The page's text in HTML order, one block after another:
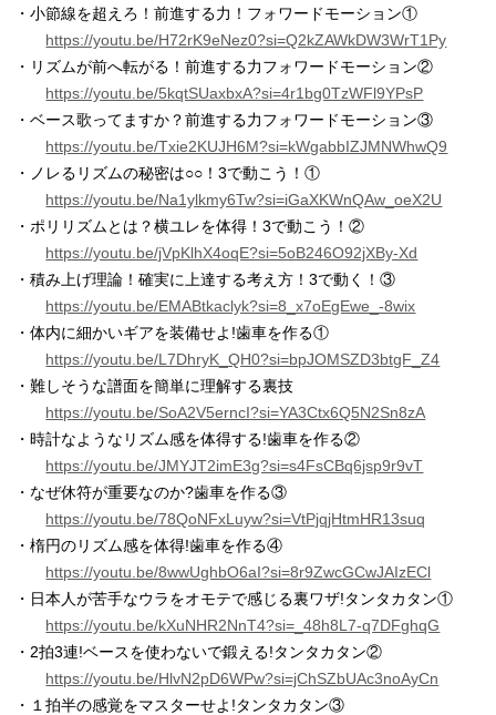
・小節線を超えろ！前進する力！フォワードモーション①
https://youtu.be/H72rK9eNez0?si=Q2kZAWkDW3WrT1Py
・リズムが前へ転がる！前進する力フォワードモーション②
https://youtu.be/5kqtSUaxbxA?si=4r1bg0TzWFl9YPsP
・ベース歌ってますか？前進する力フォワードモーション③
https://youtu.be/Txie2KUJH6M?si=kWgabbIZJMNWhwQ9
・ノレるリズムの秘密は○○！3で動こう！①
https://youtu.be/Na1ylkmy6Tw?si=iGaXKWnQAw_oeX2U
・ポリリズムとは？横ユレを体得！3で動こう！②
https://youtu.be/jVpKlhX4oqE?si=5oB246O92jXBy-Xd
・積み上げ理論！確実に上達する考え方！3で動く！③
https://youtu.be/EMABtkaclyk?si=8_x7oEgEwe_-8wix
・体内に細かいギアを装備せよ!歯車を作る①
https://youtu.be/L7DhryK_QH0?si=bpJOMSZD3btgF_Z4
・難しそうな譜面を簡単に理解する裏技
https://youtu.be/SoA2V5erncI?si=YA3Ctx6Q5N2Sn8zA
・時計なようなリズム感を体得する!歯車を作る②
https://youtu.be/JMYJT2imE3g?si=s4FsCBq6jsp9r9vT
・なぜ休符が重要なのか?歯車を作る③
https://youtu.be/78QoNFxLuyw?si=VtPjqjHtmHR13suq
・楕円のリズム感を体得!歯車を作る④
https://youtu.be/8wwUghbO6aI?si=8r9ZwcGCwJAIzECl
・日本人が苦手なウラをオモテで感じる裏ワザ!タンタカタン①
https://youtu.be/kXuNHR2NnT4?si=_48h8L7-q7DFghqG
・2拍3連!ベースを使わないで鍛える!タンタカタン②
https://youtu.be/HlvN2pD6WPw?si=jChSZbUAc3noAyCn
・１拍半の感覚をマスターせよ!タンタカタン③